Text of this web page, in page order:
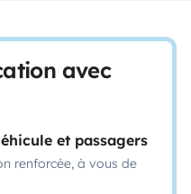
avec
et passagers
renforcée, à vous de